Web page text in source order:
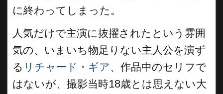
に終わってしまった。
人気だけで主演に抜擢されたという雰囲
気の、いまいち物足りない主人公を演ず
る リチャード・ギア、作品中のセリフで
はないが、撮影当時18歳とは思えない大